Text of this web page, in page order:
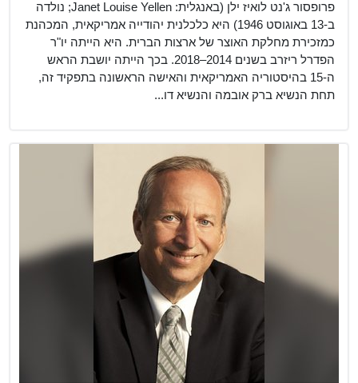
פרופסור ג'נט לואיז ילן (באנגלית: Janet Louise Yellen; נולדה
ב-13 באוגוסט 1946) היא כלכלנית יהודייה אמריקאית, המכהנת
כמזכירת מחלקת האוצר של ארצות הברית. היא הייתה יו"ר
הפדרל ריזרב בשנים 2014–2018. בכך הייתה יושבת הראש
ה-15 בהיסטוריה האמריקאית והאישה הראשונה בתפקיד זה,
תחת הנשיא ברק אובמה והנשיא דו...